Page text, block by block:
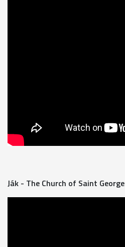
Ják - The Church of Saint George